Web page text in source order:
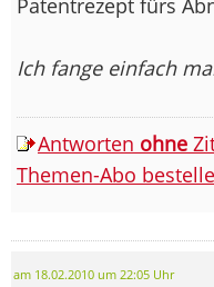
Patentrezept fürs
Ich fange einfach
Antworten ohne
Themen-Abo
am 18.02.2010 um 22:05 Uhr